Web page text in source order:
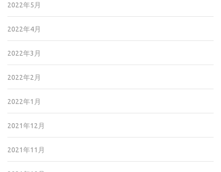
2022年5月
2022年4月
2022年3月
2022年2月
2022年1月
2021年12月
2021年11月